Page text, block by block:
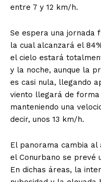
entre 7 y 12 km/h.
Se espera una jornada
la cual alcanzará el
el cielo estará
y la noche, aunque la
es casi nula, llegando
viento llegará de
manteniendo una
decir, unos 13 km/h.
El panorama cambia
el Conurbano se prevé
En dichas áreas, la